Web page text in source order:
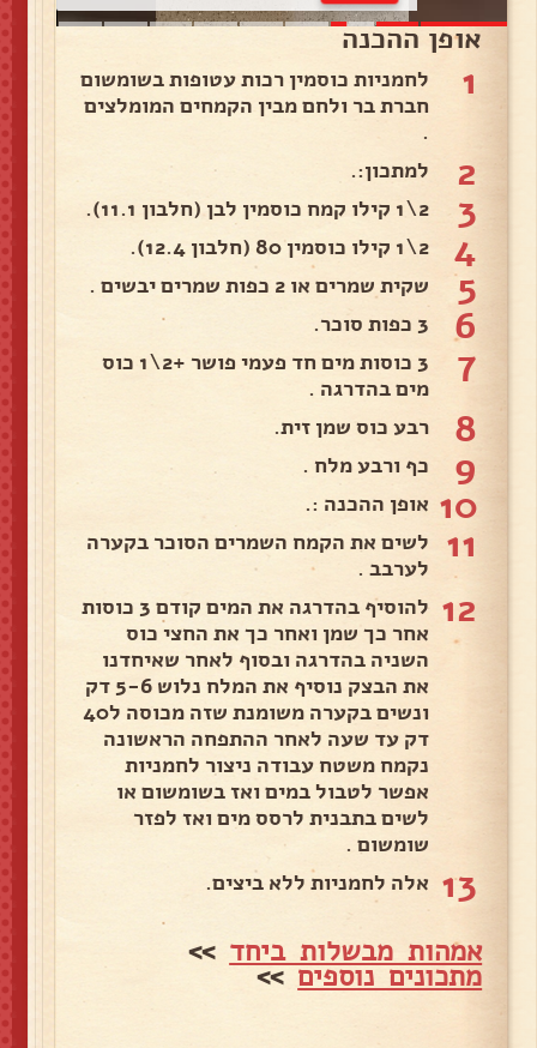
אופן ההכנה
1
לחמניות כוסמין רכות עטופות בשומשום
חברת בר ולחם מבין הקמחים המומלצים
.
2 למתכון:.
3 2\1 קילו קמח כוסמין לבן (חלבון 11.1).
4 2\1 קילו כוסמין 80 (חלבון 12.4).
5 שקית שמרים או 2 כפות שמרים יבשים .
6 3 כפות סוכר.
7
3 כוסות מים חד פעמי פושר +2\1 כוס
מים בהדרגה .
8 רבע כוס שמן זית.
9 כף ורבע מלח .
10 אופן ההכנה :.
11
לשים את הקמח השמרים הסוכר בקערה
לערבב .
12
להוסיף בהדרגה את המים קודם 3 כוסות
אחר כך שמן ואחר כך את החצי כוס
השניה בהדרגה ובסוף לאחר שאיחדנו
את הבצק נוסיף את המלח נלוש 5-6 דק
ונשים בקערה משומנת שזה מכוסה ל40
דק עד שעה לאחר ההתפחה הראשונה
נקמח משטח עבודה ניצור לחמניות
אפשר לטבול במים ואז בשומשום או
לשים בתבנית לרסס מים ואז לפזר
שומשום .
13 אלה לחמניות ללא ביצים.
אמהות מבשלות ביחד >>
מתכונים נוספים>>